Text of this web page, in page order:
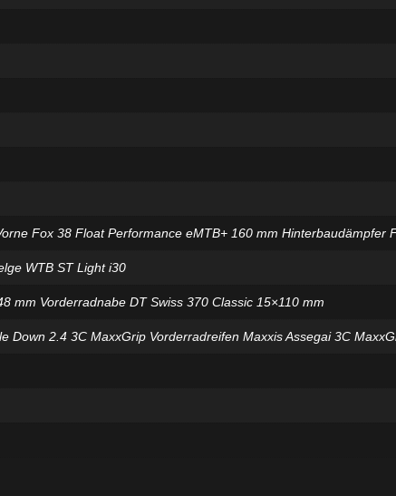
Fox 38 Float Performance eMTB+ 160 mm Hinterbaudämpfer
WTB ST Light i30
mm Vorderradnabe DT Swiss 370 Classic 15×110 mm
Down 2.4 3C MaxxGrip Vorderradreifen Maxxis Assegai 3C